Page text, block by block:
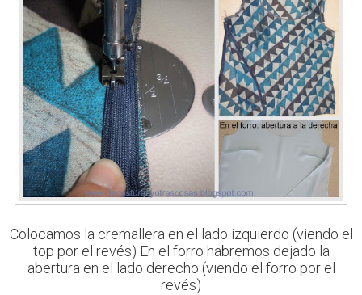
Colocamos la cremallera en el lado izquierdo (viendo el
top por el revés) En el forro habremos dejado la
abertura en el lado derecho (viendo el forro por el
revés)